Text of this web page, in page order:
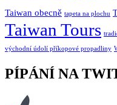
Taiwan obecně tapeta na plochu
Taiwan Tours
východní údolí příkopové propadliny
PÍPÁNÍ NA